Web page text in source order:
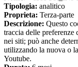
Tipologia: analitico
Proprieta: Terza-parte
Descrizione: Questo
traccia delle
nei siti; può anche
utilizzando la nuova o
Youtube.